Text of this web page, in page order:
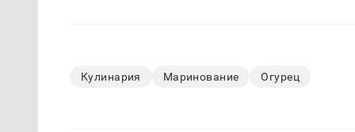
Кулинария Маринование Огурец